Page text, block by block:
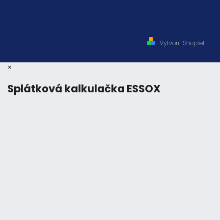
Vytvořil Shoptet
×
Splátková kalkulačka ESSOX